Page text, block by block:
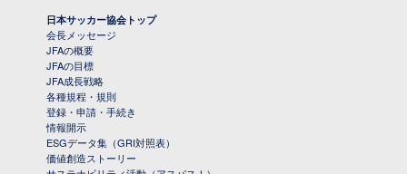
日本サッカー協会トップ
会長メッセージ
JFAの概要
JFAの目標
JFA成長戦略
各種規程・規則
登録・申請・手続き
情報開示
ESGデータ集（GRI対照表）
価値創造ストーリー